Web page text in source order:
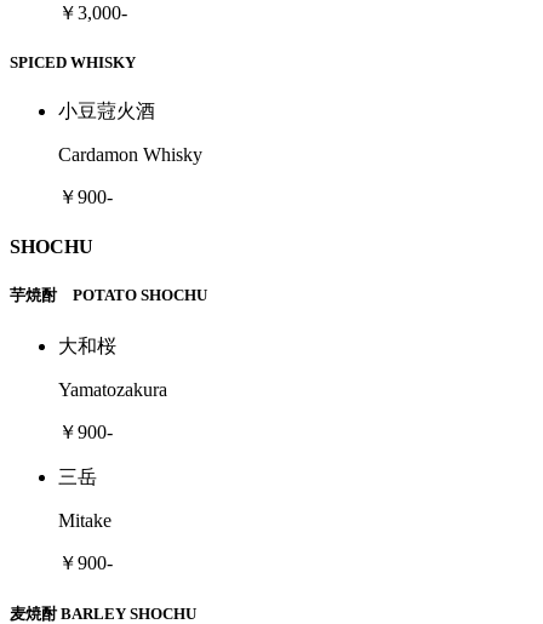
￥3,000-
SPICED WHISKY
小豆蒄火酒
Cardamon Whisky
￥900-
SHOCHU
芋焼酎 POTATO SHOCHU
大和桜
Yamatozakura
￥900-
三岳
Mitake
￥900-
麦焼酎 BARLEY SHOCHU